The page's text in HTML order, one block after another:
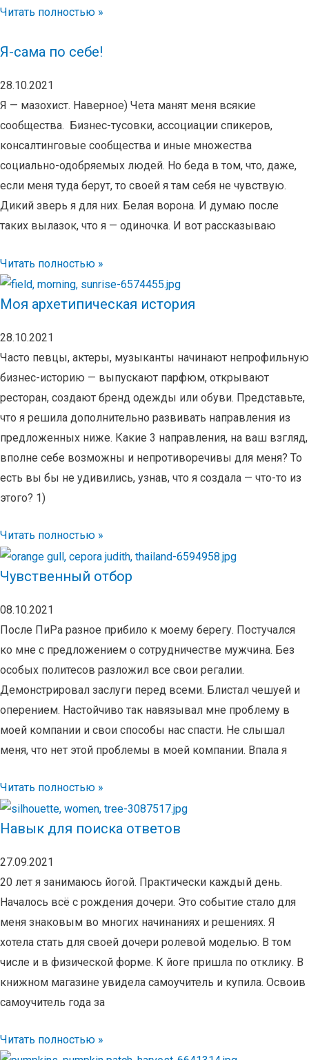
Читать полностью »
Я-сама по себе!
28.10.2021
Я — мазохист. Наверное) Чета манят меня всякие
сообщества. Бизнес-тусовки, ассоциации спикеров,
консалтинговые сообщества и иные множества
социально-одобряемых людей. Но беда в том, что, даже,
если меня туда берут, то своей я там себя не чувствую.
Дикий зверь я для них. Белая ворона. И думаю после
таких вылазок, что я — одиночка. И вот рассказываю
Читать полностью »
Моя архетипическая история
28.10.2021
Часто певцы, актеры, музыканты начинают непрофильную
бизнес-историю — выпускают парфюм, открывают
ресторан, создают бренд одежды или обуви. Представьте,
что я решила дополнительно развивать направления из
предложенных ниже. Какие 3 направления, на ваш взгляд,
вполне себе возможны и непротиворечивы для меня? То
есть вы бы не удивились, узнав, что я создала — что-то из
этого? 1)
Читать полностью »
Чувственный отбор
08.10.2021
После ПиРа разное прибило к моему берегу. Постучался
ко мне с предложением о сотрудничестве мужчина. Без
особых политесов разложил все свои регалии.
Демонстрировал заслуги перед всеми. Блистал чешуей и
оперением. Настойчиво так навязывал мне проблему в
моей компании и свои способы нас спасти. Не слышал
меня, что нет этой проблемы в моей компании. Впала я
Читать полностью »
Навык для поиска ответов
27.09.2021
20 лет я занимаюсь йогой. Практически каждый день.
Началось всё с рождения дочери. Это событие стало для
меня знаковым во многих начинаниях и решениях. Я
хотела стать для своей дочери ролевой моделью. В том
числе и в физической форме. К йоге пришла по отклику. В
книжном магазине увидела самоучитель и купила. Освоив
самоучитель года за
Читать полностью »